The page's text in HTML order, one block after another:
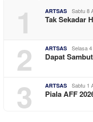
1 ARTSAS Sabtu 8
Tak Sekadar
2 ARTSAS Selasa
Dapat
3 ARTSAS Sabtu 1
Piala AFF